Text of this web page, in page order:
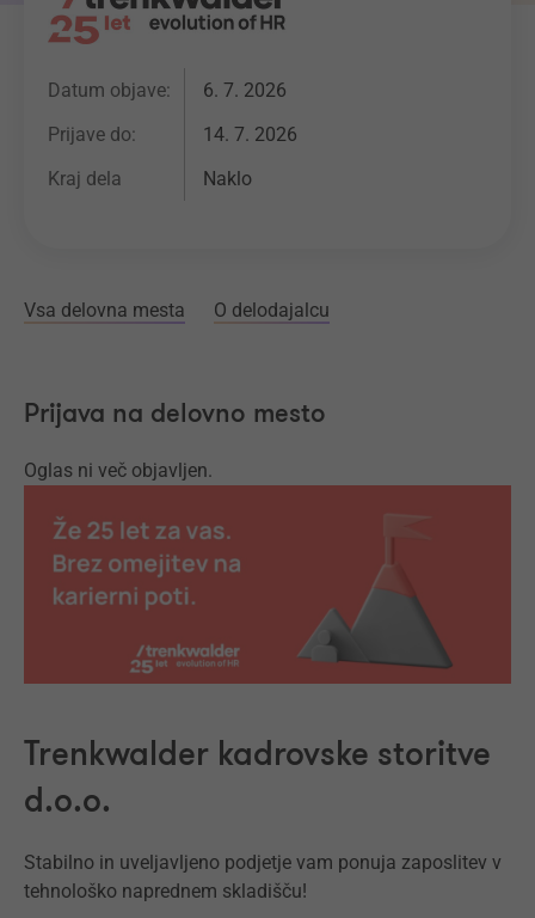
Datum objave:
6. 7. 2026
Prijave do:
14. 7. 2026
Kraj dela
Naklo
Vsa delovna mesta O delodajalcu
Prijava na delovno mesto
Oglas ni več objavljen.
Trenkwalder kadrovske storitve
d.o.o.
Stabilno in uveljavljeno podjetje vam ponuja zaposlitev v
tehnološko naprednem skladišču!